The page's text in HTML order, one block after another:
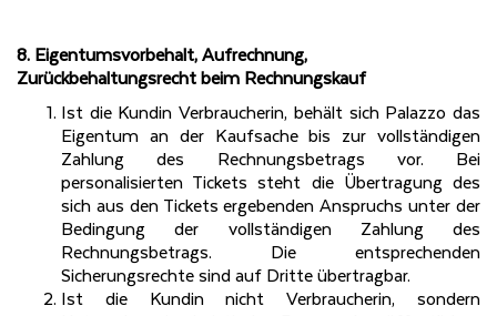
8. Eigentumsvorbehalt, Aufrechnung,
Zurückbehaltungsrecht beim Rechnungskauf
Ist die Kundin Verbraucherin, behält sich Palazzo das
Eigentum an der Kaufsache bis zur vollständigen
Zahlung des Rechnungsbetrags vor. Bei
personalisierten Tickets steht die Übertragung des
sich aus den Tickets ergebenden Anspruchs unter der
Bedingung der vollständigen Zahlung des
Rechnungsbetrags. Die entsprechenden
Sicherungsrechte sind auf Dritte übertragbar.
Ist die Kundin nicht Verbraucherin, sondern